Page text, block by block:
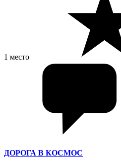
1 место
ДОРОГА В КОСМОС